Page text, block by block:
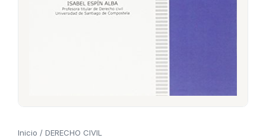
Inicio / DERECHO CIVIL